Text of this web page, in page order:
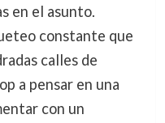
en el asunto.
constante que
calles de
a pensar en una
con un